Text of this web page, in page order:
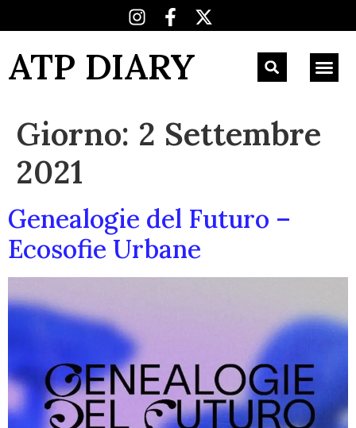
ATP DIARY
Giorno: 2 Settembre
2021
Genealogie del Futuro –
Ecosofie Urbane